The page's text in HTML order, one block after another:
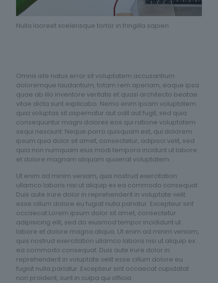
Nulla laoreet scelerisque tortor in fringilla sapien
Omnis iste natus error sit voluptatem accusantium
doloremque laudantium, totam rem aperiam, eaque ipsa
quae ab illo inventore veritatis et quasi architecto beatae
vitae dicta sunt explicabo. Nemo enim ipsam voluptatem
quia voluptas sit aspernatur aut odit aut fugit, sed quia
consequuntur magni dolores eos qui ratione voluptatem
sequi nesciunt. Neque porro quisquam est, qui dolorem
ipsum quia dolor sit amet, consectetur, adipisci velit, sed
quia non numquam eius modi tempora incidunt ut labore
et dolore magnam aliquam quaerat voluptatem.
Ut enim ad minim veniam, quis nostrud exercitation
ullamco laboris nisi ut aliquip ex ea commodo consequat.
Duis aute irure dolor in reprehenderit in voluptate velit
esse cillum dolore eu fugiat nulla pariatur. Excepteur sint
occaecat.Lorem ipsum dolor sit amet, consectetur
adipisicing elit, sed do eiusmod tempor incididunt ut
labore et dolore magna aliqua. Ut enim ad minim veniam,
quis nostrud exercitation ullamco laboris nisi ut aliquip ex
ea commodo consequat. Duis aute irure dolor in
reprehenderit in voluptate velit esse cillum dolore eu
fugiat nulla pariatur. Excepteur sint occaecat cupidatat
non proident, sunt in culpa qui officia .